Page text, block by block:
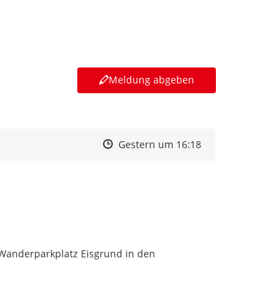
Meldung abgeben
Zeitpunkt des Erstellens
Zeitpunkt des Erstellens
Gestern um 16:18Zur Äußerung
Eisgrund in den